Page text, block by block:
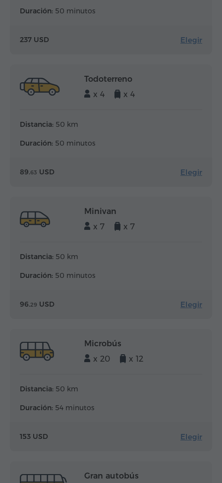
Duración: 50 minutos
237 USD Elegir
Todoterreno
x 4
x 4
Distancia: 50 km
Duración: 50 minutos
89.63 USD Elegir
Minivan
x 7
x 7
Distancia: 50 km
Duración: 50 minutos
96.29 USD Elegir
Microbús
x 20
x 12
Distancia: 50 km
Duración: 54 minutos
153 USD Elegir
Gran autobús